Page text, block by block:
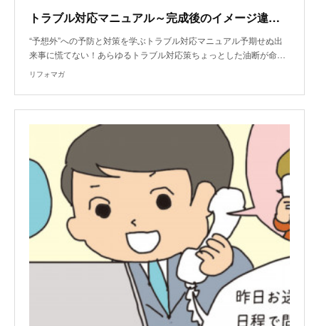
トラブル対応マニュアル～完成後のイメージ違いによるトラブル
“予想外”への予防と対策を学ぶトラブル対応マニュアル予期せぬ出
来事に慌てない！あらゆるトラブル対応策ちょっとした油断が命…
リフォマガ